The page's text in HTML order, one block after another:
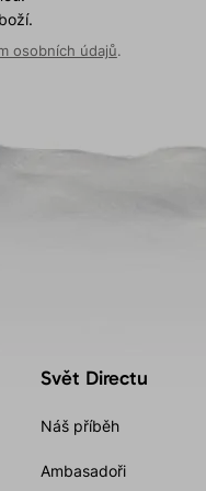
osobních údajů.
Svět Directu
Náš příběh
Ambasadoři